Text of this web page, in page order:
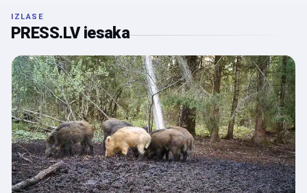
IZLASE
PRESS.LV iesaka